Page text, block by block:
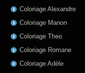
Coloriage Alexandre
Coloriage Manon
Coloriage Theo
Coloriage Romane
Coloriage Adèle